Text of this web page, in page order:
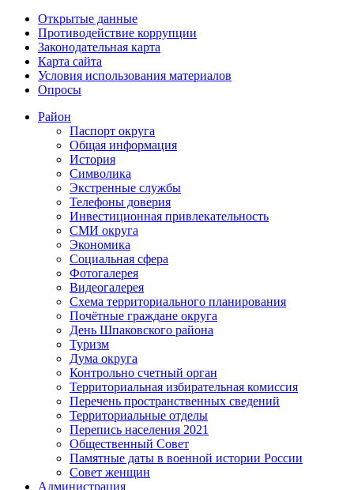
Открытые данные
Противодействие коррупции
Законодательная карта
Карта сайта
Условия использования материалов
Опросы
Район
Паспорт округа
Общая информация
История
Символика
Экстренные службы
Телефоны доверия
Инвестиционная привлекательность
СМИ округа
Экономика
Социальная сфера
Фотогалерея
Видеогалерея
Схема территориального планирования
Почётные граждане округа
День Шпаковского района
Туризм
Дума округа
Контрольно счетный орган
Территориальная избирательная комиссия
Перечень пространственных сведений
Территориальные отделы
Перепись населения 2021
Общественный Совет
Памятные даты в военной истории России
Совет женщин
Администрация